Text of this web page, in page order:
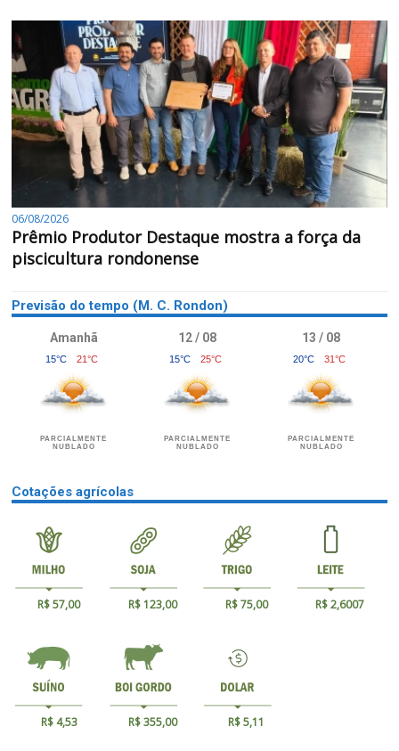
06/08/2026
Prêmio Produtor Destaque mostra a força da
piscicultura rondonense
Previsão do tempo (M. C. Rondon)
Amanhã
15°C 21°C
PARCIALMENTE
NUBLADO
12 / 08
15°C 25°C
PARCIALMENTE
NUBLADO
13 / 08
20°C 31°C
PARCIALMENTE
NUBLADO
Cotações agrícolas
R$ 57,00 R$ 123,00 R$ 75,00 R$ 2,6007
R$ 4,53 R$ 355,00 R$ 5,11